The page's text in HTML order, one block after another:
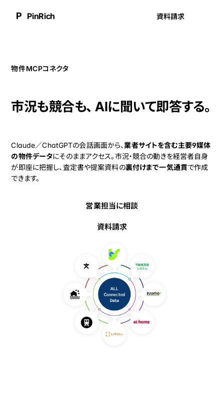
P PinRich 資料請求
物件MCPコネクタ
市況も競合も、 AIに聞いて即答する。
Claude／ChatGPTの会話画面から、業者サイトを含む主要9媒体
の物件データにそのままアクセス。市況・競合の動きを経営者自身
が即座に把握し、査定書や提案資料の裏付けまで一気通貫で作成
できます。
営業担当に相談
資料請求